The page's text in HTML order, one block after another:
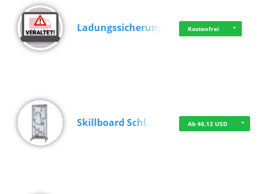
Ladungssicherung Kostenfrei
Skillboard Schl… Ab 46,12 USD